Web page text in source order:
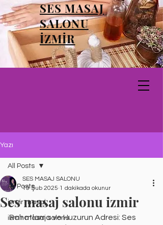
SES MASAJ
SALONU
İZMİR
Yazı
All Posts
izmir masaj
izmir masaj salonu
All Posts
Ses masaj salonu izmir
SES MASAJ SALONU
19 Şub 2025 1 dakikada okunur
Rahatlama ve Huzurun Adresi: Ses